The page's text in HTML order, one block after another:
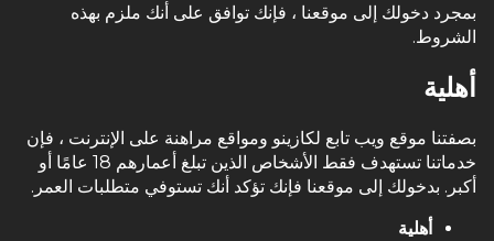
بمجرد دخولك إلى موقعنا ، فإنك توافق على أنك ملزم بهذه
الشروط.
أهلية
بصفتنا موقع ويب تابع لكازينو ومواقع مراهنة على الإنترنت ، فإن
خدماتنا تستهدف فقط الأشخاص الذين تبلغ أعمارهم 18 عامًا أو
أكبر. بدخولك إلى موقعنا فإنك تؤكد أنك تستوفي متطلبات العمر.
أهلية